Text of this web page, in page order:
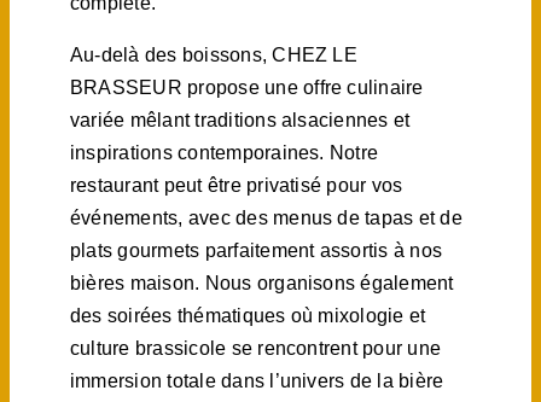
Au-delà des boissons, CHEZ LE
BRASSEUR propose une offre culinaire
variée mêlant traditions alsaciennes et
inspirations contemporaines. Notre
restaurant peut être privatisé pour vos
événements, avec des menus de tapas et de
plats gourmets parfaitement assortis à nos
bières maison. Nous organisons également
des soirées thématiques où mixologie et
culture brassicole se rencontrent pour une
immersion totale dans l’univers de la bière